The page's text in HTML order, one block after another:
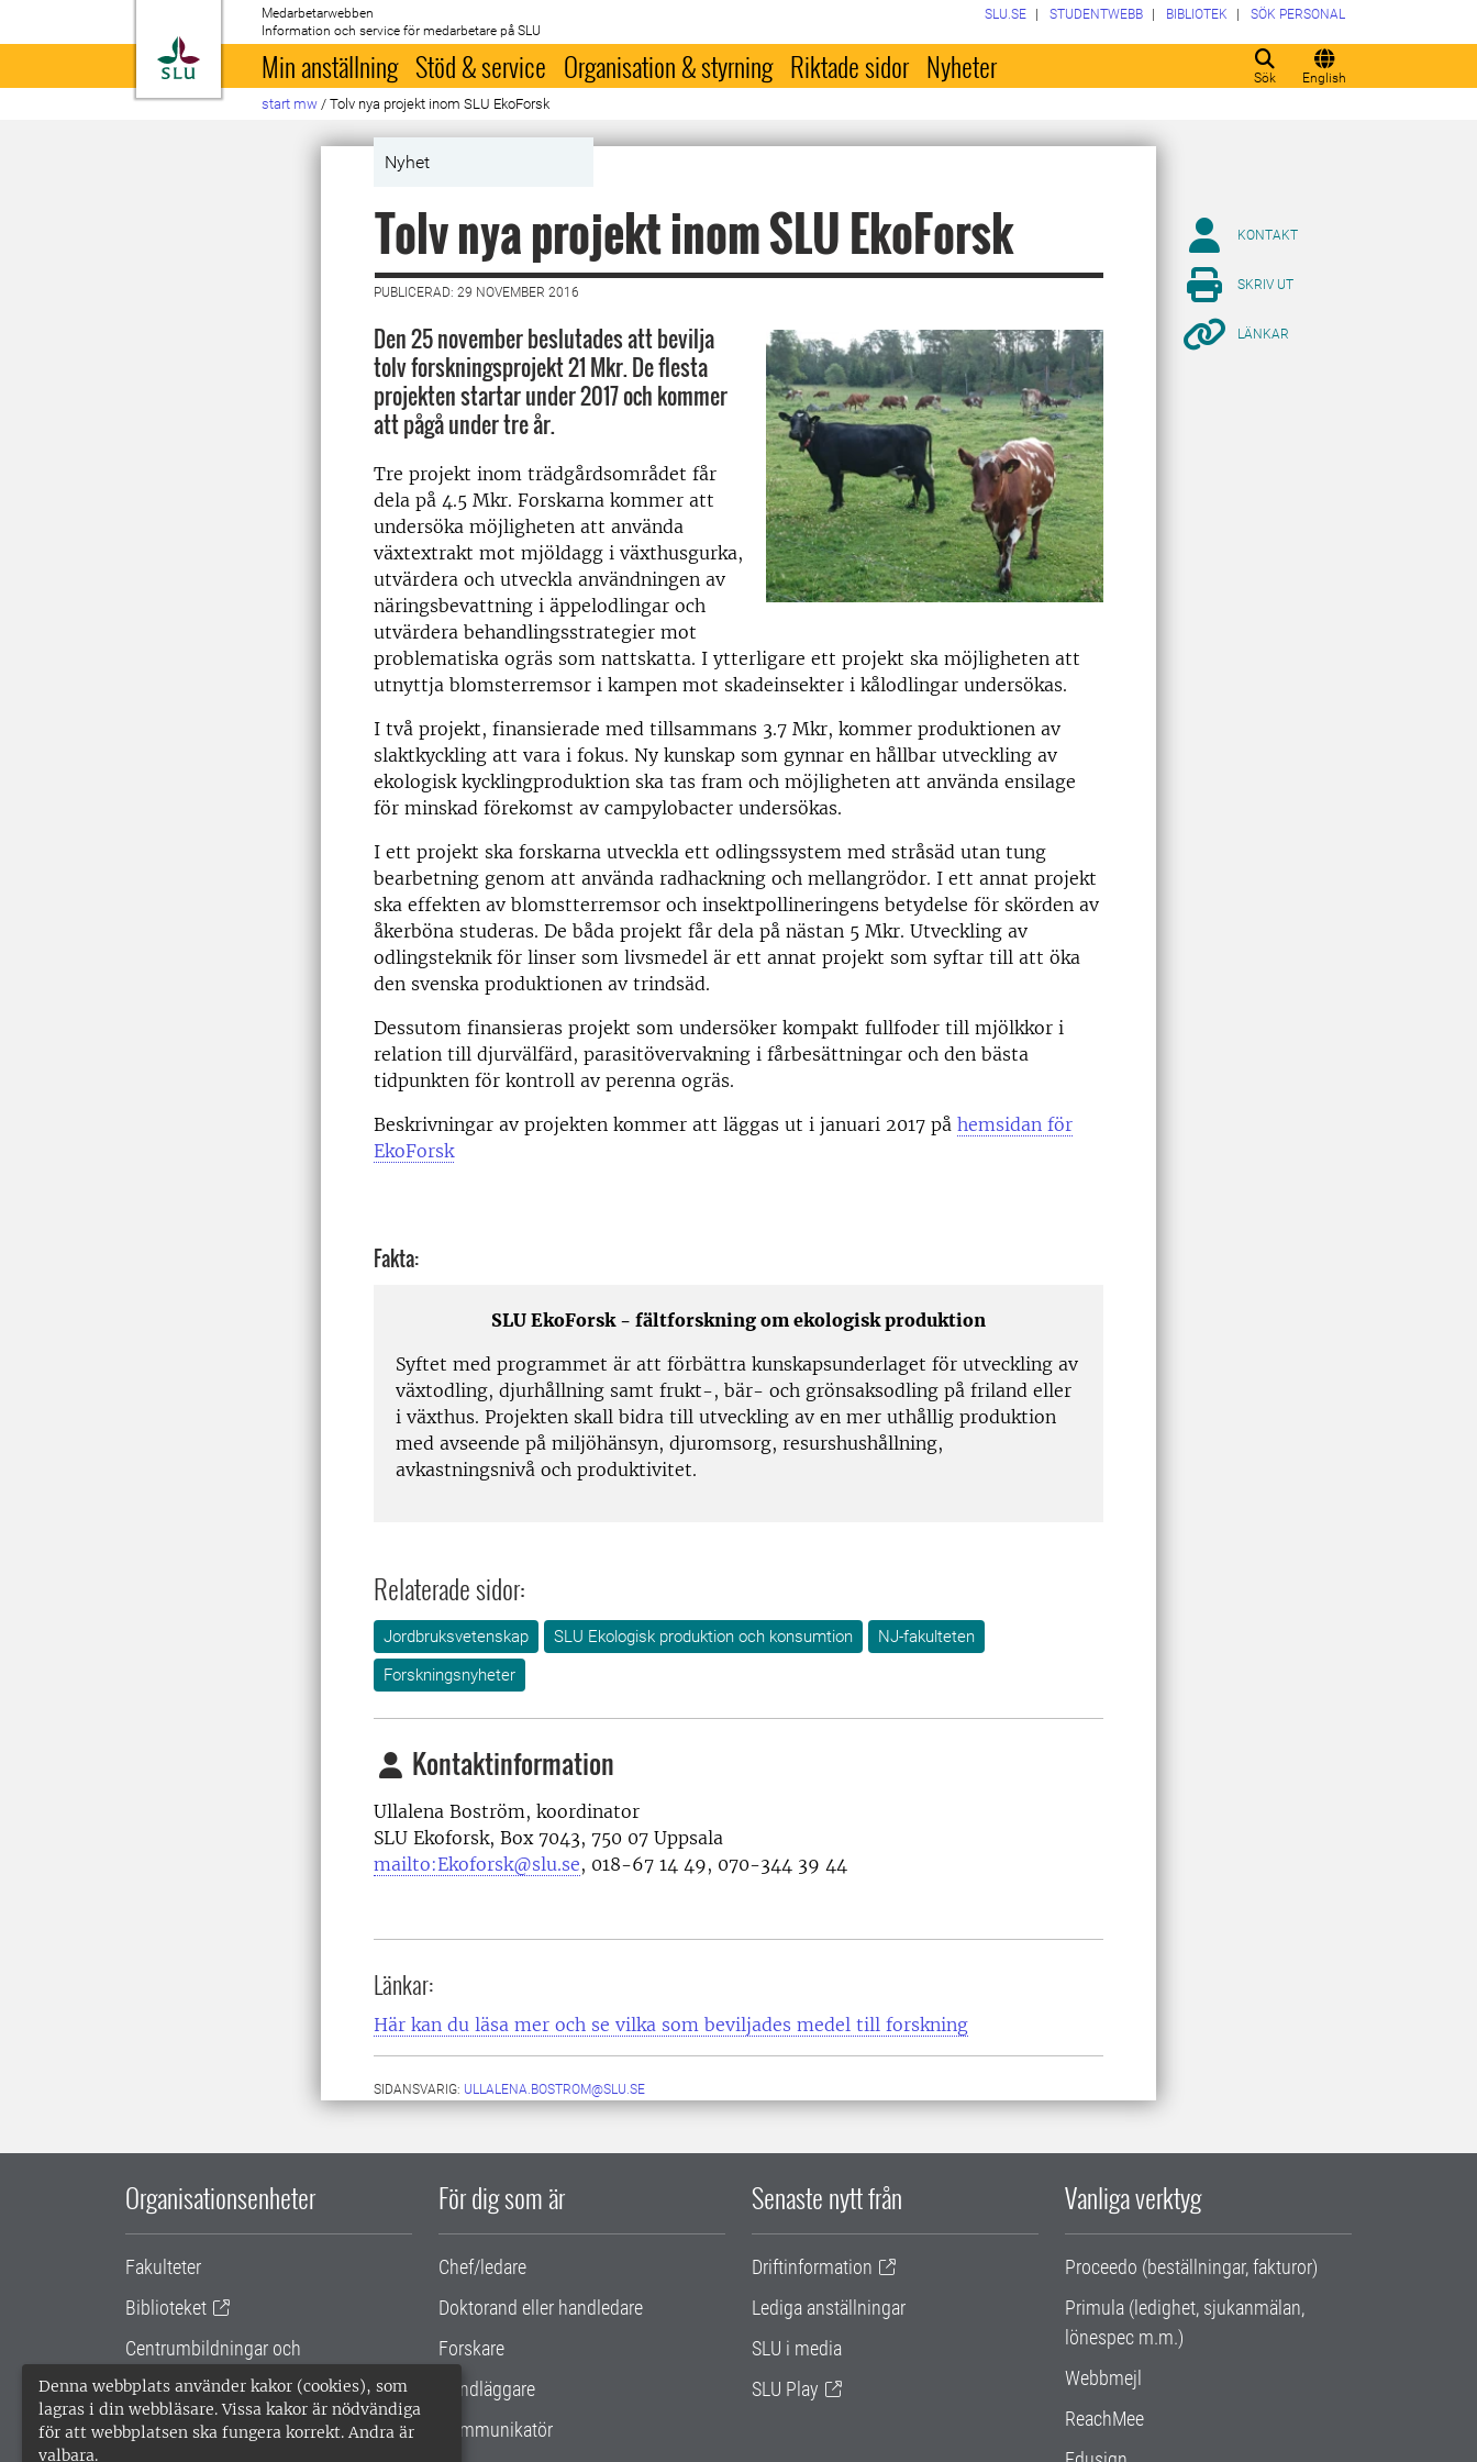
Denna webbplats använder kakor (cookies), som
lagras i din webbläsare. Vissa kakor är nödvändiga
för att webbplatsen ska fungera korrekt. Andra är
valbara.
Till startsida
Medarbetarwebben
Information och service för medarbetare på SLU
Sök English
SLU.SE STUDENTWEBB BIBLIOTEK SÖK PERSONAL
Min anställning Stöd & service Organisation & styrning Riktade sidor Nyheter
start mw / Tolv nya projekt inom SLU EkoForsk
Nyhet
Tolv nya projekt inom SLU EkoForsk
PUBLICERAD: 29 NOVEMBER 2016
Den 25 november beslutades att bevilja
tolv forskningsprojekt 21 Mkr. De flesta
projekten startar under 2017 och kommer
att pågå under tre år.
Tre projekt inom trädgårdsområdet får
dela på 4.5 Mkr. Forskarna kommer att
undersöka möjligheten att använda
växtextrakt mot mjöldagg i växthusgurka,
utvärdera och utveckla användningen av
näringsbevattning i äppelodlingar och
utvärdera behandlingsstrategier mot
problematiska ogräs som nattskatta. I ytterligare ett projekt ska möjligheten att
utnyttja blomsterremsor i kampen mot skadeinsekter i kålodlingar undersökas.
I två projekt, finansierade med tillsammans 3.7 Mkr, kommer produktionen av
slaktkyckling att vara i fokus. Ny kunskap som gynnar en hållbar utveckling av
ekologisk kycklingproduktion ska tas fram och möjligheten att använda ensilage
för minskad förekomst av campylobacter undersökas.
I ett projekt ska forskarna utveckla ett odlingssystem med stråsäd utan tung
bearbetning genom att använda radhackning och mellangrödor. I ett annat projekt
ska effekten av blomstterremsor och insektpollineringens betydelse för skörden av
åkerböna studeras. De båda projekt får dela på nästan 5 Mkr. Utveckling av
odlingsteknik för linser som livsmedel är ett annat projekt som syftar till att öka
den svenska produktionen av trindsäd.
Dessutom finansieras projekt som undersöker kompakt fullfoder till mjölkkor i
relation till djurvälfärd, parasitövervakning i fårbesättningar och den bästa
tidpunkten för kontroll av perenna ogräs.
Beskrivningar av projekten kommer att läggas ut i januari 2017 på hemsidan för
EkoForsk
Fakta:
SLU EkoForsk - fältforskning om ekologisk produktion
Syftet med programmet är att förbättra kunskapsunderlaget för utveckling av
växtodling, djurhållning samt frukt-, bär- och grönsaksodling på friland eller
i växthus. Projekten skall bidra till utveckling av en mer uthållig produktion
med avseende på miljöhänsyn, djuromsorg, resurshushållning,
avkastningsnivå och produktivitet.
Relaterade sidor:
Jordbruksvetenskap SLU Ekologisk produktion och konsumtion
NJ-fakulteten
Forskningsnyheter
Kontaktinformation
Ullalena Boström, koordinator
SLU Ekoforsk, Box 7043, 750 07 Uppsala
mailto:Ekoforsk@slu.se, 018-67 14 49, 070-344 39 44
Länkar:
Här kan du läsa mer och se vilka som beviljades medel till forskning
SIDANSVARIG: ULLALENA.BOSTROM@SLU.SE
KONTAKT
SKRIV UT
LÄNKAR
Organisationsenheter
Fakulteter
Biblioteket
Centrumbildningar och
samarbetsprojekt
Gemensamma verksamhetsstödet
För dig som är
Chef/ledare
Doktorand eller handledare
Forskare
Handläggare
Kommunikatör
Senaste nytt från
Driftinformation
Lediga anställningar
SLU i media
SLU Play
Vanliga verktyg
Proceedo (beställningar, fakturor)
Primula (ledighet, sjukanmälan,
lönespec m.m.)
Webbmejl
ReachMee